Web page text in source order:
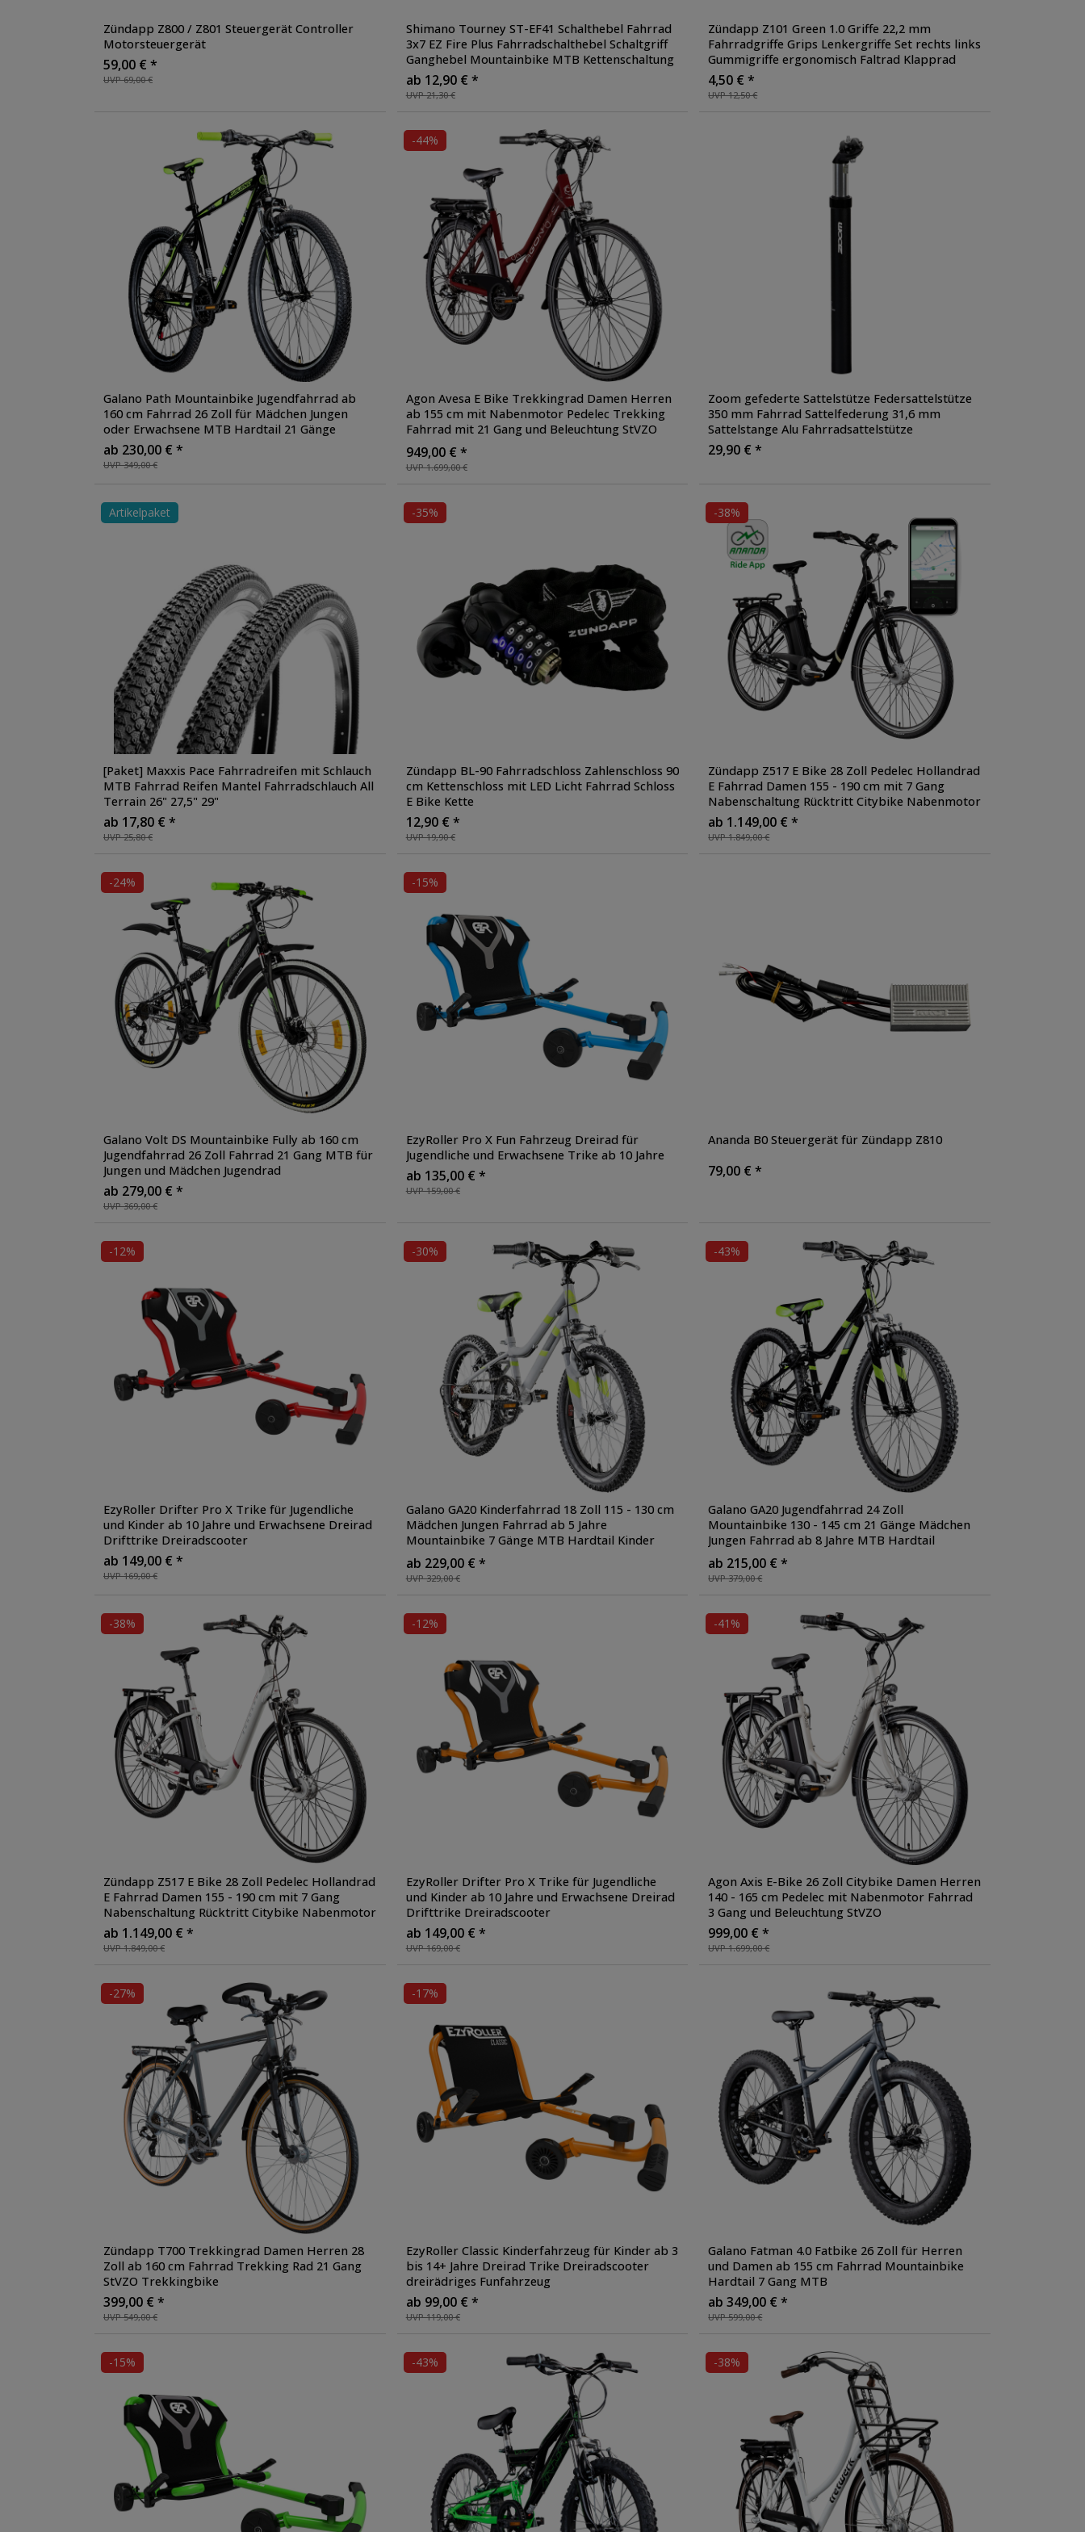
Grundfarbe
Zündapp Z800 / Z801 Steuergerät Controller
Motorsteuergerät
UVP 69,00 €
59,00 € *
Shimano Tourney ST-EF41 Schalthebel Fahrrad
3x7 EZ Fire Plus Fahrradschalthebel Schaltgriff
Ganghebel Mountainbike MTB Kettenschaltung
UVP 21,30 €
ab 12,90 € *
Zündapp Z101 Green 1.0 Griffe 22,2 mm
Fahrradgriffe Grips Lenkergriffe Set rechts links
Gummigriffe ergonomisch Faltrad Klapprad
UVP 12,50 €
4,50 € *
Galano Path Mountainbike Jugendfahrrad ab
160 cm Fahrrad 26 Zoll für Mädchen Jungen
oder Erwachsene MTB Hardtail 21 Gänge
UVP 349,00 €
ab 230,00 € *
-44%
Agon Avesa E Bike Trekkingrad Damen Herren
ab 155 cm mit Nabenmotor Pedelec Trekking
Fahrrad mit 21 Gang und Beleuchtung StVZO
Tiefeinsteiger
UVP 1.699,00 €
949,00 € *
Zoom gefederte Sattelstütze Federsattelstütze
350 mm Fahrrad Sattelfederung 31,6 mm
Sattelstange Alu Fahrradsattelstütze
29,90 € *
Artikelpaket
[Paket] Maxxis Pace Fahrradreifen mit Schlauch
MTB Fahrrad Reifen Mantel Fahrradschlauch All
Terrain 26" 27,5" 29"
UVP 25,80 €
ab 17,80 € *
-35%
Zündapp BL-90 Fahrradschloss Zahlenschloss 90
cm Kettenschloss mit LED Licht Fahrrad Schloss
E Bike Kette
UVP 19,90 €
12,90 € *
-38%
Zündapp Z517 E Bike 28 Zoll Pedelec Hollandrad
E Fahrrad Damen 155 - 190 cm mit 7 Gang
Nabenschaltung Rücktritt Citybike Nabenmotor
UVP 1.849,00 €
ab 1.149,00 € *
-24%
Galano Volt DS Mountainbike Fully ab 160 cm
Jugendfahrrad 26 Zoll Fahrrad 21 Gang MTB für
Jungen und Mädchen Jugendrad
UVP 369,00 €
ab 279,00 € *
-15%
EzyRoller Pro X Fun Fahrzeug Dreirad für
Jugendliche und Erwachsene Trike ab 10 Jahre
UVP 159,00 €
ab 135,00 € *
Ananda B0 Steuergerät für Zündapp Z810
79,00 € *
-12%
EzyRoller Drifter Pro X Trike für Jugendliche
und Kinder ab 10 Jahre und Erwachsene Dreirad
Drifttrike Dreiradscooter
UVP 169,00 €
ab 149,00 € *
-30%
Galano GA20 Kinderfahrrad 18 Zoll 115 - 130 cm
Mädchen Jungen Fahrrad ab 5 Jahre
Mountainbike 7 Gänge MTB Hardtail Kinder
Fahrrad
UVP 329,00 €
ab 229,00 € *
-43%
Galano GA20 Jugendfahrrad 24 Zoll
Mountainbike 130 - 145 cm 21 Gänge Mädchen
Jungen Fahrrad ab 8 Jahre MTB Hardtail
Jugendrad V-Brakes
UVP 379,00 €
ab 215,00 € *
-38%
Zündapp Z517 E Bike 28 Zoll Pedelec Hollandrad
E Fahrrad Damen 155 - 190 cm mit 7 Gang
Nabenschaltung Rücktritt Citybike Nabenmotor
UVP 1.849,00 €
ab 1.149,00 € *
-12%
EzyRoller Drifter Pro X Trike für Jugendliche
und Kinder ab 10 Jahre und Erwachsene Dreirad
Drifttrike Dreiradscooter
UVP 169,00 €
ab 149,00 € *
-41%
Agon Axis E-Bike 26 Zoll Citybike Damen Herren
140 - 165 cm Pedelec mit Nabenmotor Fahrrad
3 Gang und Beleuchtung StVZO
UVP 1.699,00 €
999,00 € *
-27%
Zündapp T700 Trekkingrad Damen Herren 28
Zoll ab 160 cm Fahrrad Trekking Rad 21 Gang
StVZO Trekkingbike
UVP 549,00 €
399,00 € *
-17%
EzyRoller Classic Kinderfahrzeug für Kinder ab 3
bis 14+ Jahre Dreirad Trike Dreiradscooter
dreirädriges Funfahrzeug
UVP 119,00 €
ab 99,00 € *
Galano Fatman 4.0 Fatbike 26 Zoll für Herren
und Damen ab 155 cm Fahrrad Mountainbike
Hardtail 7 Gang MTB
UVP 599,00 €
ab 349,00 € *
-15% -43% -38%